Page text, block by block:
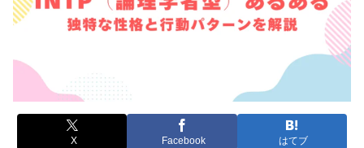
X Facebook はてブ